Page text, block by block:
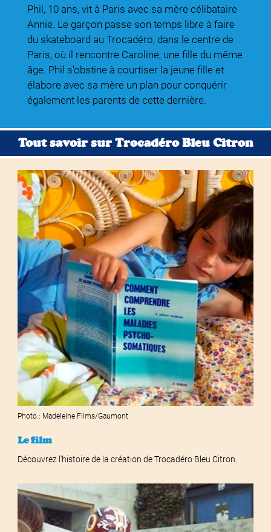
Phil, 10 ans, vit à Paris avec sa mère célibataire
Annie. Le garçon passe son temps libre à faire
du skateboard au Trocadéro, dans le centre de
Paris, où il rencontre Caroline, une fille du même
âge. Phil s'obstine à courtiser la jeune fille et
élabore avec sa mère un plan pour conquérir
également les parents de cette dernière.
Tout savoir sur Trocadéro Bleu Citron
Photo : Madeleine Films/Gaumont
Le film
Découvrez l'histoire de la création de Trocadéro Bleu Citron.